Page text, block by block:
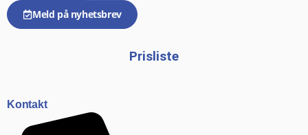
Meld på nyhetsbrev
Prisliste
Kontakt